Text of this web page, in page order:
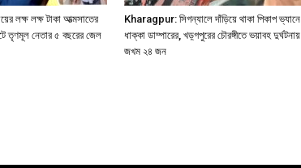
লক্ষ লক্ষ টাকা আত্মসাতের
তৃণমূল নেতার ৫ বছরের জেল
Kharagpur: সিগন্যালে দাঁড়িয়ে থাকা পিকাপ ভ্যানে
ধাক্কা ডাম্পারের, খড়্গপুরের চৌরঙ্গীতে ভয়াবহ দুর্ঘটনায়
জখম ২৪ জন